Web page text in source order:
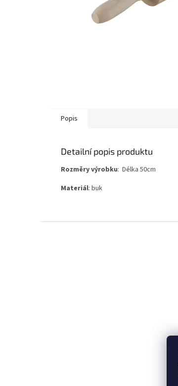
Popis
Detailní popis produktu
Rozměry výrobku: Délka 50cm
Materiál: buk